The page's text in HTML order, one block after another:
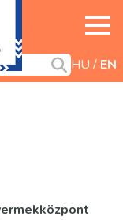
HU EN